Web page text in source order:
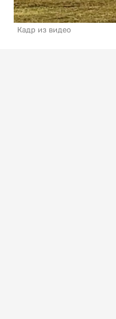
Кадр из видео